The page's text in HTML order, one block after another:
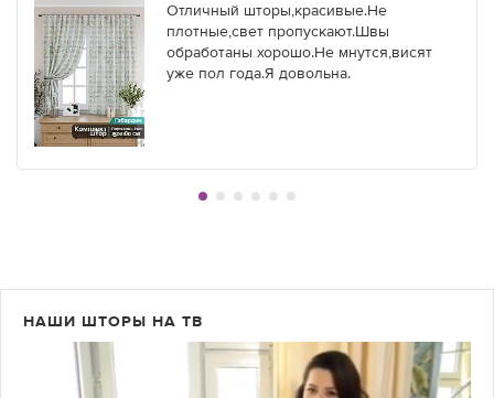
Отличный шторы,красивые.Не
плотные,свет пропускают.Швы
обработаны хорошо.Не мнутся,висят
уже пол года.Я довольна.
НАШИ ШТОРЫ НА ТВ